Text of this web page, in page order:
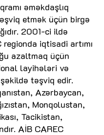
əməkdaşlıq
etmək üçün birgə
2001-ci ildə
iqtisadi artımı
azaltmaq üçün
layihələri və
təşviq edir.
Azərbaycan,
Monqolustan,
Tacikistan,
AİB CAREC